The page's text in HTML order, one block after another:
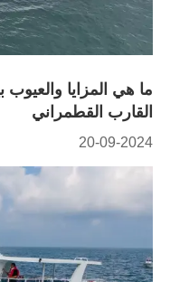
ما هي المزايا والعيوب
القارب القطمراني
20-09-2024